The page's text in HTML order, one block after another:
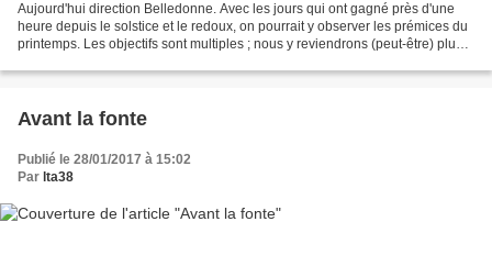
Aujourd'hui direction Belledonne. Avec les jours qui ont gagné près d'une
heure depuis le solstice et le redoux, on pourrait y observer les prémices du
printemps. Les objectifs sont multiples ; nous y reviendrons (peut-être) plus
Avant la fonte
Publié le 28/01/2017 à 15:02
Par lta38